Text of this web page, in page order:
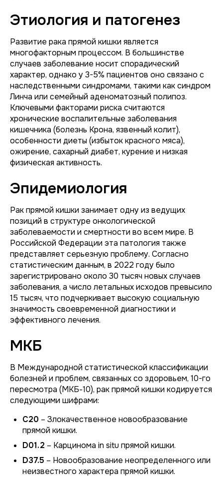
Этиология и патогенез
Развитие рака прямой кишки является
многофакторным процессом. В большинстве
случаев заболевание носит спорадический
характер, однако у 3-5% пациентов оно связано с
наследственными синдромами, такими как синдром
Линча или семейный аденоматозный полипоз.
Ключевыми факторами риска считаются
хронические воспалительные заболевания
кишечника (болезнь Крона, язвенный колит),
особенности диеты (избыток красного мяса),
ожирение, сахарный диабет, курение и низкая
физическая активность.
Эпидемиология
Рак прямой кишки занимает одну из ведущих
позиций в структуре онкологической
заболеваемости и смертности во всем мире. В
Российской Федерации эта патология также
представляет серьезную проблему. Согласно
статистическим данным, в 2022 году было
зарегистрировано около 30 тысяч новых случаев
заболевания, а число летальных исходов превысило
15 тысяч, что подчеркивает высокую социальную
значимость своевременной диагностики и
эффективного лечения.
МКБ
В Международной статистической классификации
болезней и проблем, связанных со здоровьем, 10-го
пересмотра (МКБ-10), рак прямой кишки кодируется
следующими шифрами:
C20 – Злокачественное новообразование
прямой кишки.
D01.2 – Карцинома in situ прямой кишки.
D37.5 – Новообразование неопределенного или
неизвестного характера прямой кишки.